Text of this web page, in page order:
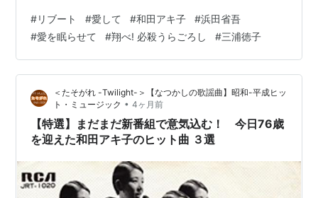
ブドアブログ
http://blog.livedoor.jp/dqnplus/archives/163679
叔父は前科者
破産による財産の差し押さえを逃れるため、実
というわけで和田アキ子が歌う「愛して」（RCAレコー
ド（現・Ariola Japan））作詞・作曲：浜田省吾、編曲：
井上鑑を聴いてみよう。違法アップロードものだ(と思う)
が、YouTubeで聴ける。 youtu.be 次にこの曲を聴いてみ
よう。「…
#リブート #愛して #和田アキ子 #浜田省吾
#愛を眠らせて #翔べ! 必殺うらごろし #三浦徳子
＜たそがれ -Twilight-＞【なつかしの歌謡曲】昭和-平成ヒッ
ト・ミュージック • 4ヶ月前
【特選】まだまだ新番組で意気込む！ 今日76歳
を迎えた和田アキ子のヒット曲 ３選